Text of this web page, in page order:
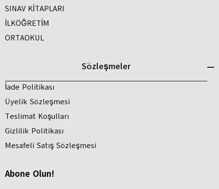
SINAV KİTAPLARI
İLKÖĞRETİM
ORTAOKUL
Sözleşmeler
İade Politikası
Üyelik Sözleşmesi
Teslimat Koşulları
Gizlilik Politikası
Mesafeli Satış Sözleşmesi
Abone Olun!